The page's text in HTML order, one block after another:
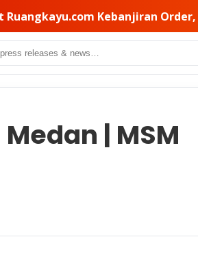
Ini Rahasia Pemilihan
| MSM